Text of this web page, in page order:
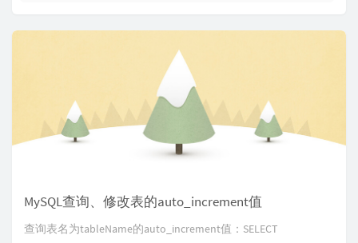
MySQL查询、修改表的auto_increment值
查询表名为tableName的auto_increment值：SELECT